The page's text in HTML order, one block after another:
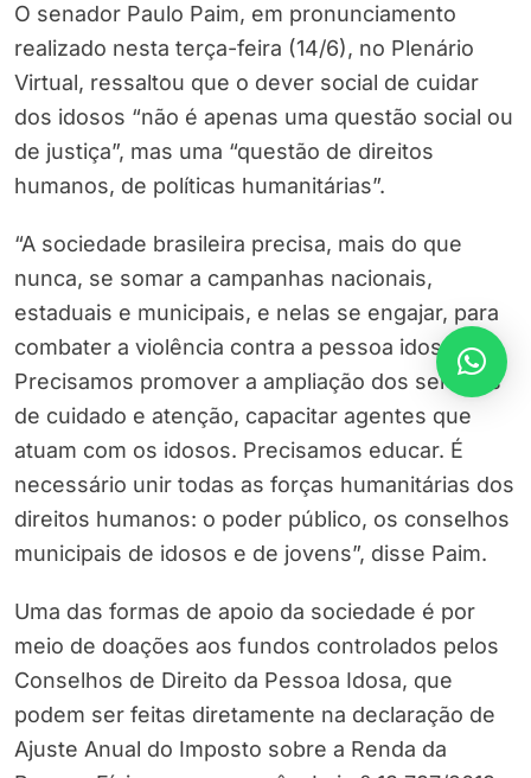
O senador Paulo Paim, em pronunciamento
realizado nesta terça-feira (14/6), no Plenário
Virtual, ressaltou que o dever social de cuidar
dos idosos “não é apenas uma questão social ou
de justiça”, mas uma “questão de direitos
humanos, de políticas humanitárias”.
“A sociedade brasileira precisa, mais do que
nunca, se somar a campanhas nacionais,
estaduais e municipais, e nelas se engajar, para
combater a violência contra a pessoa idosa.
Precisamos promover a ampliação dos serviços
de cuidado e atenção, capacitar agentes que
atuam com os idosos. Precisamos educar. É
necessário unir todas as forças humanitárias dos
direitos humanos: o poder público, os conselhos
municipais de idosos e de jovens”, disse Paim.
Uma das formas de apoio da sociedade é por
meio de doações aos fundos controlados pelos
Conselhos de Direito da Pessoa Idosa, que
podem ser feitas diretamente na declaração de
Ajuste Anual do Imposto sobre a Renda da